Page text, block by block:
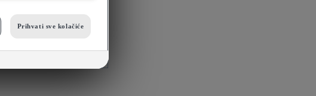
Prihvati sve kolačiće